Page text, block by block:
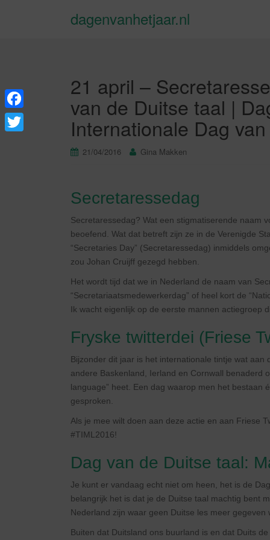
dagenvanhetjaar.nl
21 april –
van de Duitse taal |
Internationale Dag
21/04/2016 Gina Makken
Secretaressedag
Secretaressedag? Wat een stigmatiserende naam
beoefend. Wat dat betreft zijn ze in de Verenigde
“Secretaries Day” (Secretaressedag) inmiddels
zou Johan Cruijff gezegd hebben.
Het wordt tijd dat we in Nederland de naam van
“Secretariaatsmedewerkerdag” of heel kort de
Ik wacht eigenlijk op de eerste mannen actiegroep
Fryske twitterdei (Friese
Bijzonder dit jaar is het internationale tintje wat
andere Baskenland, Ierland en Cornwall benaderd
language” heet. Een dag waarop men het
gesproken.
Als je mee wilt doen aan deze actie en aan Friese
#TIML2016!
Dag van de Duitse taal:
Je kunt er vandaag echt niet om heen, het is de
belangrijk het is dat je de Duitse taal machtig bent
Nederland zijn waar geen Duitse les meer gegeven
Buiten dat Duitsland ons buurland is en dat Duits
F